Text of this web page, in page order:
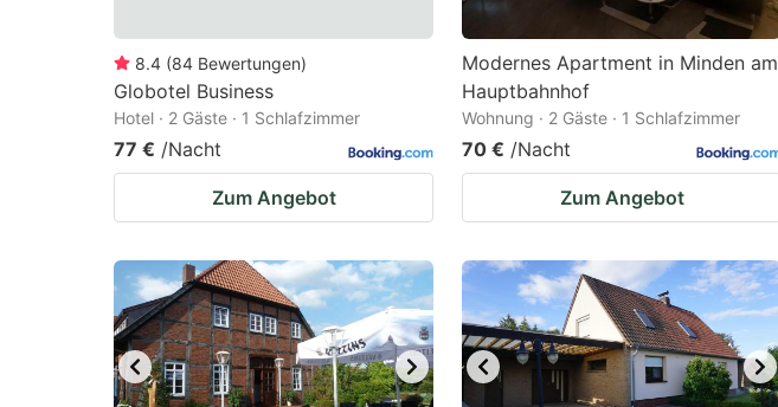
8.4 (84 Bewertungen)
Globotel Business
Hotel · 2 Gäste · 1 Schlafzimmer
77 € /Nacht
Zum Angebot
Modernes Apartment in Minden am
Hauptbahnhof
Wohnung · 2 Gäste · 1 Schlafzimmer
70 € /Nacht
Zum Angebot